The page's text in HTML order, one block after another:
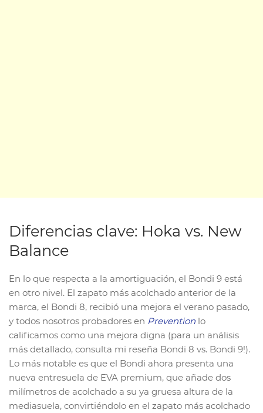
Diferencias clave: Hoka vs. New
Balance
En lo que respecta a la amortiguación, el Bondi 9 está
en otro nivel. El zapato más acolchado anterior de la
marca, el Bondi 8, recibió una mejora el verano pasado,
y todos nosotros probadores en Prevention lo
calificamos como una mejora digna (para un análisis
más detallado, consulta mi reseña Bondi 8 vs. Bondi 9!).
Lo más notable es que el Bondi ahora presenta una
nueva entresuela de EVA premium, que añade dos
milímetros de acolchado a su ya gruesa altura de la
mediasuela, convirtiéndolo en el zapato más acolchado